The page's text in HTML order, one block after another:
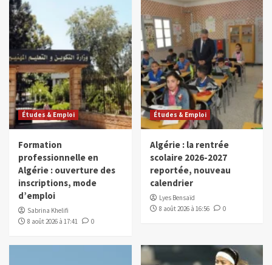
Études & Emploi
Formation
professionnelle en
Algérie : ouverture des
inscriptions, mode
d’emploi
Sabrina Khelifi
8 août 2026 à 17:41
0
Études & Emploi
Algérie : la rentrée
scolaire 2026-2027
reportée, nouveau
calendrier
Lyes Bensaïd
8 août 2026 à 16:56
0